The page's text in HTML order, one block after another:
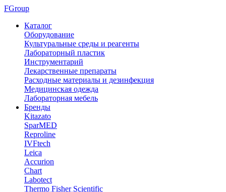
FGroup
Каталог
Оборудование
Культуральные среды и реагенты
Лабораторный пластик
Инструментарий
Лекарственные препараты
Расходные материалы и дезинфекция
Медицинская одежда
Лабораторная мебель
Бренды
Kitazato
SparMED
Reproline
IVFtech
Leica
Accurion
Chart
Labotect
Thermo Fisher Scientific